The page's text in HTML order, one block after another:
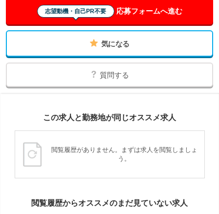
志望動機・自己PR不要 応募フォームへ進む
気になる
質問する
この求人と勤務地が同じオススメ求人
閲覧履歴がありません。まずは求人を閲覧しましょ
う。
閲覧履歴からオススメのまだ見ていない求人